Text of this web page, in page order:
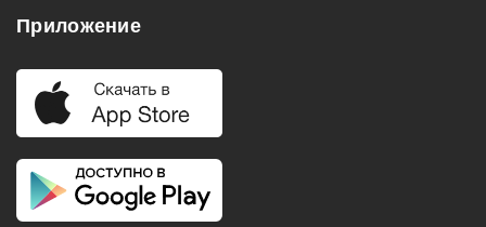
Удобства
Балкон
Телевизор
Приложение